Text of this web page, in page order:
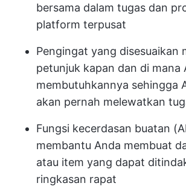
bersama dalam tugas dan
platform terpusat
Pengingat yang disesuaikan
petunjuk kapan dan di mana
membutuhkannya sehingga
akan pernah melewatkan
Fungsi kecerdasan buatan
membantu Anda membuat
atau item yang dapat
ringkasan rapat